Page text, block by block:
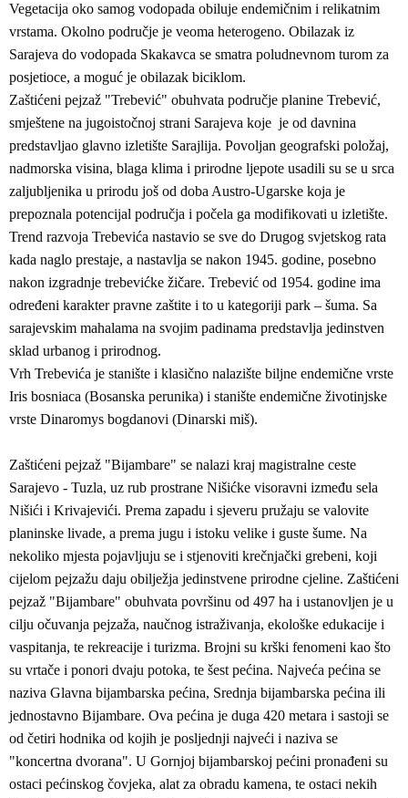
Vegetacija oko samog vodopada obiluje endemičnim i relikatnim
vrstama. Okolno područje je veoma heterogeno. Obilazak iz
Sarajeva do vodopada Skakavca se smatra poludnevnom turom za
posjetioce, a moguć je obilazak biciklom.
Zaštićeni pejzaž "Trebević" obuhvata područje planine Trebević,
smještene na jugoistočnoj strani Sarajeva koje je od davnina
predstavljao glavno izletište Sarajlija. Povoljan geografski položaj,
nadmorska visina, blaga klima i prirodne ljepote usadili su se u srca
zaljubljenika u prirodu još od doba Austro-Ugarske koja je
prepoznala potencijal područja i počela ga modifikovati u izletište.
Trend razvoja Trebevića nastavio se sve do Drugog svjetskog rata
kada naglo prestaje, a nastavlja se nakon 1945. godine, posebno
nakon izgradnje trebevićke žičare. Trebević od 1954. godine ima
određeni karakter pravne zaštite i to u kategoriji park – šuma. Sa
sarajevskim mahalama na svojim padinama predstavlja jedinstven
sklad urbanog i prirodnog.
Vrh Trebevića je stanište i klasično nalazište biljne endemične vrste
Iris bosniaca (Bosanska perunika) i stanište endemične životinjske
vrste Dinaromys bogdanovi (Dinarski miš).
Zaštićeni pejzaž "Bijambare" se nalazi kraj magistralne ceste
Sarajevo - Tuzla, uz rub prostrane Nišićke visoravni između sela
Nišići i Krivajevići. Prema zapadu i sjeveru pružaju se valovite
planinske livade, a prema jugu i istoku velike i guste šume. Na
nekoliko mjesta pojavljuju se i stjenoviti krečnjački grebeni, koji
cijelom pejzažu daju obilježja jedinstvene prirodne cjeline. Zaštićeni
pejzaž "Bijambare" obuhvata površinu od 497 ha i ustanovljen je u
cilju očuvanja pejzaža, naučnog istraživanja, ekološke edukacije i
vaspitanja, te rekreacije i turizma. Brojni su krški fenomeni kao što
su vrtače i ponori dvaju potoka, te šest pećina. Najveća pećina se
naziva Glavna bijambarska pećina, Srednja bijambarska pećina ili
jednostavno Bijambare. Ova pećina je duga 420 metara i sastoji se
od četiri hodnika od kojih je posljednji najveći i naziva se
"koncertna dvorana". U Gornjoj bijambarskoj pećini pronađeni su
ostaci pećinskog čovjeka, alat za obradu kamena, te ostaci nekih